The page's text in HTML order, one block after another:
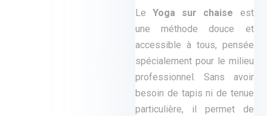
LeYoga sur chaise est
une méthode douce et
accessible à tous, pensée
spécialement pour le milieu
professionnel. Sans avoir
besoin de tapis ni de tenue
particulière, il permet de